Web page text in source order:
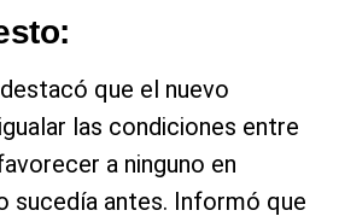
que el nuevo
las condiciones entre
a ninguno en
sucedía antes. Informó que